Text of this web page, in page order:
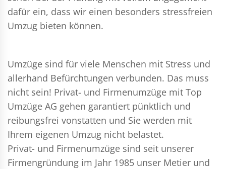
dafür ein, dass wir einen besonders stressfreien
Umzug bieten können.
Umzüge sind für viele Menschen mit Stress und
allerhand Befürchtungen verbunden. Das muss
nicht sein! Privat- und Firmenumzüge mit Top
Umzüge AG gehen garantiert pünktlich und
reibungsfrei vonstatten und Sie werden mit
Ihrem eigenen Umzug nicht belastet.
Privat- und Firmenumzüge sind seit unserer
Firmengründung im Jahr 1985 unser Metier und